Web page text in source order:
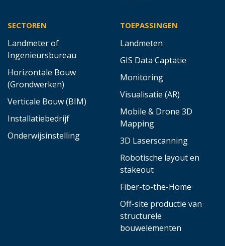
SECTOREN
Landmeter of
Ingenieursbureau
Horizontale Bouw
(Grondwerken)
Verticale Bouw (BIM)
Installatiebedrijf
Onderwijsinstelling
TOEPASSINGEN
Landmeten
GIS Data Captatie
Monitoring
Visualisatie (AR)
Mobile & Drone 3D
Mapping
3D Laserscanning
Robotische layout en
stakeout
Fiber-to-the-Home
Off-site productie van
structurele
bouwelementen